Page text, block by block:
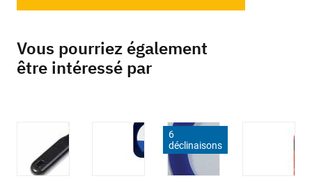
Vous pourriez également
être intéressé par
6
déclinaisons